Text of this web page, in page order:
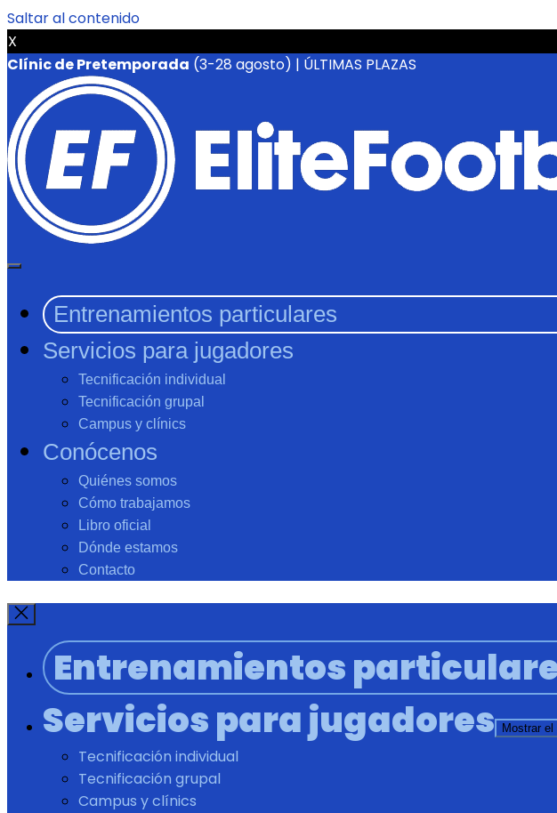
Saltar al contenido
X
Clínic de Pretemporada (3-28 agosto) | ÚLTIMAS PLAZAS
Entrenamientos particulares
Servicios para jugadores
Tecnificación individual
Tecnificación grupal
Campus y clínics
Conócenos
Quiénes somos
Cómo trabajamos
Libro oficial
Dónde estamos
Contacto
Entrenamientos
Servicios para jugadores
Mostrar
Tecnificación individual
Tecnificación grupal
Campus y clínics